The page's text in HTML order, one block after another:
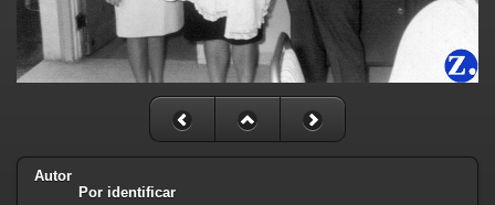
Autor
Por identificar